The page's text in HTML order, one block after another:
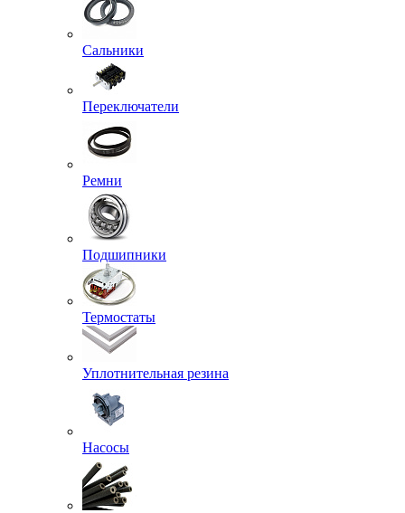
Сальники
Переключатели
Ремни
Подшипники
Термостаты
Уплотнительная резина
Насосы